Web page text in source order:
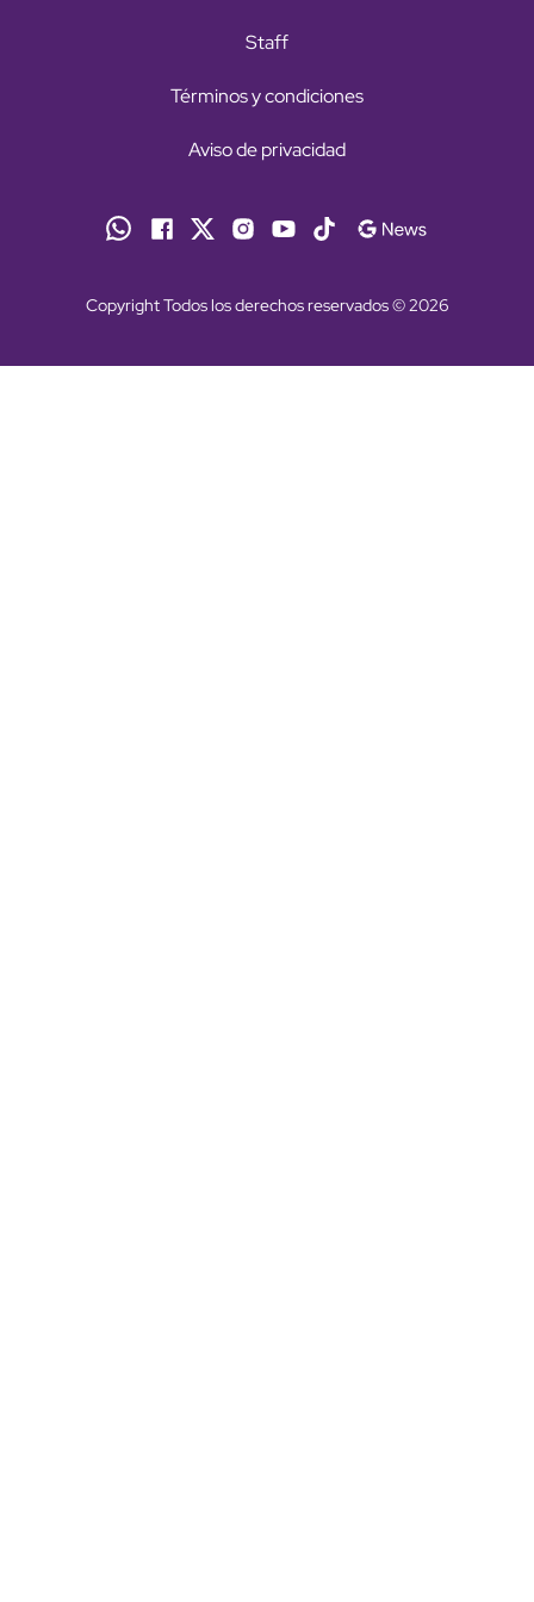
Staff
Términos y condiciones
Aviso de privacidad
Copyright Todos los derechos reservados © 2026